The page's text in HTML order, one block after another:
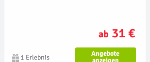
ab 31 €
1 Erlebnis
Angebote